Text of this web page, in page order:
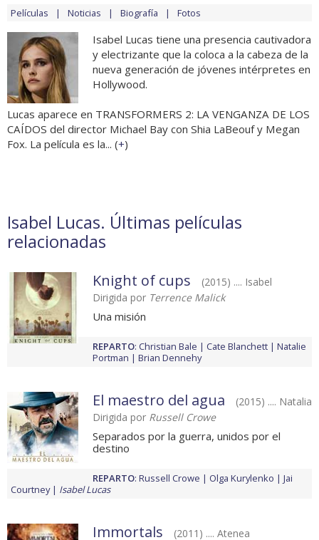
Películas Noticias Biografía Fotos
Isabel Lucas tiene una presencia cautivadora
y electrizante que la coloca a la cabeza de la
nueva generación de jóvenes intérpretes en
Hollywood.
Lucas aparece en TRANSFORMERS 2: LA VENGANZA DE LOS
CAÍDOS del director Michael Bay con Shia LaBeouf y Megan
Fox. La película es la... (+)
Isabel Lucas. Últimas películas
relacionadas
Knight of cups
(2015) .... Isabel
Dirigida por Terrence Malick
Una misión
REPARTO: Christian Bale Cate Blanchett
Natalie
Portman
Brian Dennehy
El maestro del agua
(2015) .... Natalia
Dirigida por Russell Crowe
Separados por la guerra, unidos por el
destino
REPARTO: Russell Crowe Olga Kurylenko
Jai
Courtney
Isabel Lucas
Immortals
(2011) .... Atenea